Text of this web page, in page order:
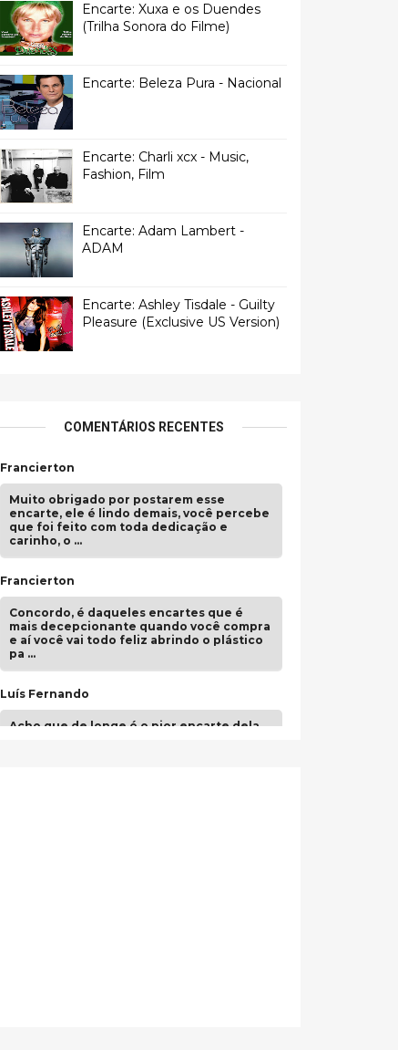
Encarte: Xuxa e os Duendes
(Trilha Sonora do Filme)
Encarte: Beleza Pura - Nacional
Encarte: Charli xcx - Music,
Fashion, Film
Encarte: Adam Lambert -
ADAM
Encarte: Ashley Tisdale - Guilty
Pleasure (Exclusive US Version)
COMENTÁRIOS RECENTES
Francierton
Muito obrigado por postarem esse
encarte, ele é lindo demais, você percebe
que foi feito com toda dedicação e
carinho, o …
Francierton
Concordo, é daqueles encartes que é
mais decepcionante quando você compra
e aí você vai todo feliz abrindo o plástico
pa …
Luís Fernando
Acho que de longe é o pior encarte dela.